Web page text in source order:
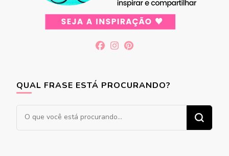
QUAL FRASE ESTÁ PROCURANDO?
Procurando
algo?